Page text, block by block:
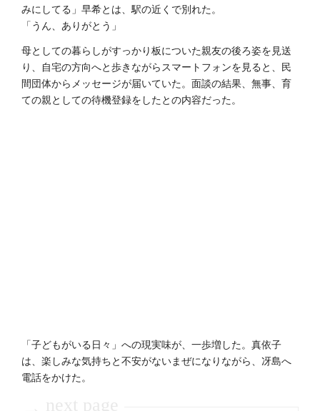
みにしてる」早希とは、駅の近くで別れた。
「うん、ありがとう」
母としての暮らしがすっかり板についた親友の後ろ姿を見送
り、自宅の方向へと歩きながらスマートフォンを見ると、民
間団体からメッセージが届いていた。面談の結果、無事、育
ての親としての待機登録をしたとの内容だった。
「子どもがいる日々」への現実味が、一歩増した。真依子
は、楽しみな気持ちと不安がないまぜになりながら、冴島へ
電話をかけた。